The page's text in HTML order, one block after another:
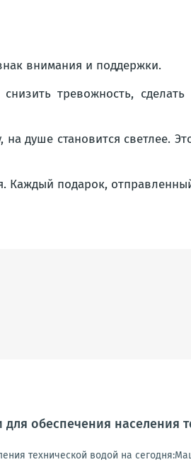
внимания и поддержки.
тревожность, сделать
душе становится светлее.
Каждый подарок,
обеспечения населения
технической водой на